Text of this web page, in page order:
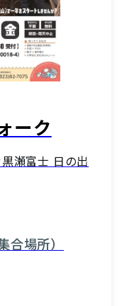
ーク
瀬富士 日の出
合場所）